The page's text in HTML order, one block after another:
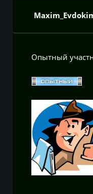
Опытный